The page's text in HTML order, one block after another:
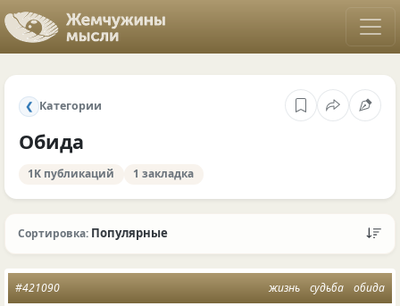
❮ Категории
Обида
1K публикаций 1 закладка
Сортировка: Популярные
жизнь судьба обида
#421090